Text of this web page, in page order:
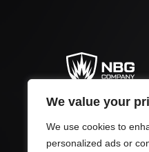
We value your
We use cookies to
personalized ads or